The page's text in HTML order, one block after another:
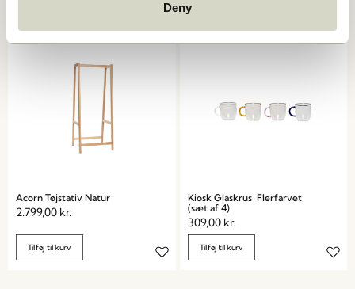
Deny
Acorn Tøjstativ Natur
2.799,00 kr.
Tilføj til kurv
Kiosk Glaskrus Flerfarvet
(sæt af 4)
309,00 kr.
Tilføj til kurv